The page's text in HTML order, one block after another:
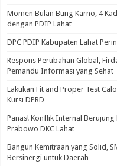
Momen Bulan Bung Karno, 4
dengan PDIP Lahat
DPC PDIP Kabupaten Lahat
Respons Perubahan Global,
Pemandu Informasi yang Sehat
Lakukan Fit and Proper Test
Kursi DPRD
Panas! Konflik Internal
Prabowo DKC Lahat
Bangun Kemitraan yang Solid,
Bersinergi untuk Daerah